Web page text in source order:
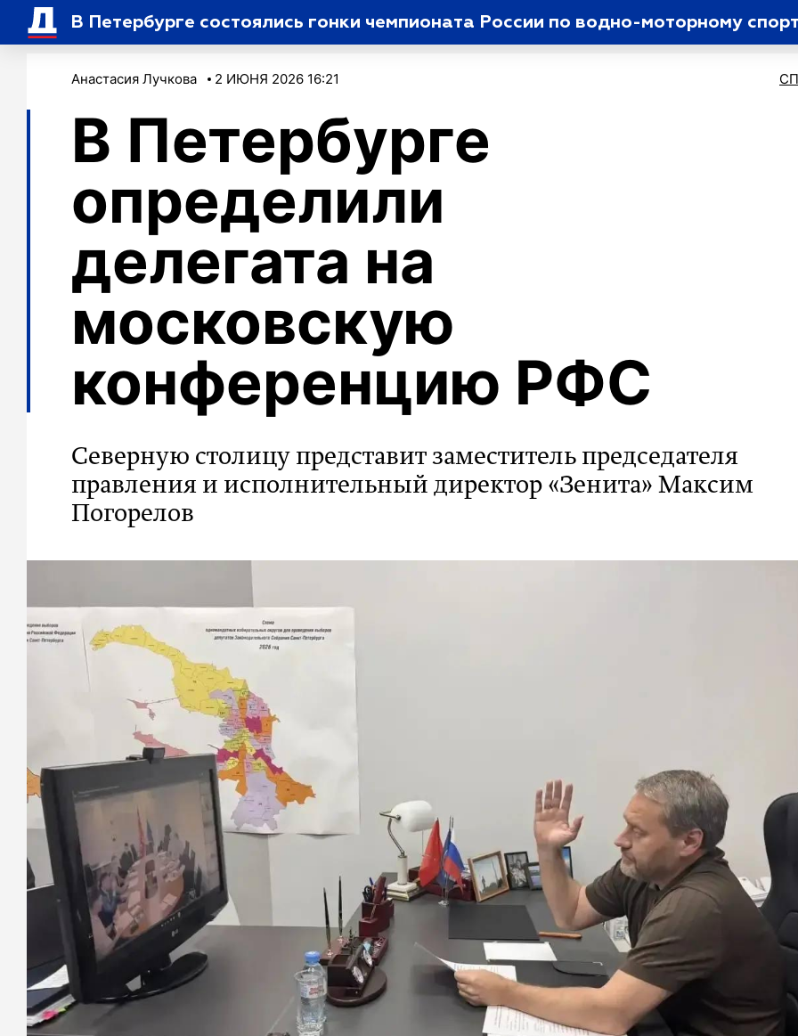
В Петербурге состоялись гонки чемпионата России по водно-моторному
Анастасия Лучкова 2 ИЮНЯ 2026 16:21
В Петербурге
определили
делегата на
московскую
конференцию РФС
Северную столицу представит заместитель председателя
правления и исполнительный директор «Зенита» Максим
Погорелов